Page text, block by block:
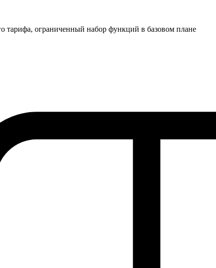
тарифа, ограниченный набор функций в базовом плане